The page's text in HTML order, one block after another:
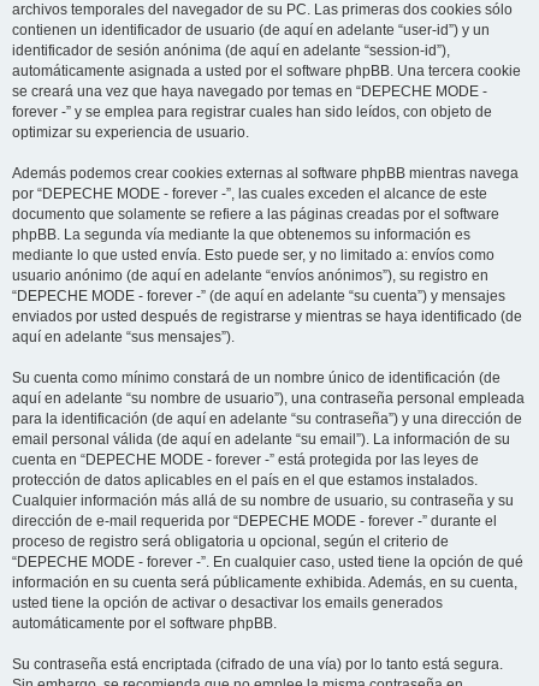
archivos temporales del navegador de su PC. Las primeras dos cookies sólo
contienen un identificador de usuario (de aquí en adelante “user-id”) y un
identificador de sesión anónima (de aquí en adelante “session-id”),
automáticamente asignada a usted por el software phpBB. Una tercera cookie
se creará una vez que haya navegado por temas en “DEPECHE MODE -
forever -” y se emplea para registrar cuales han sido leídos, con objeto de
optimizar su experiencia de usuario.
Además podemos crear cookies externas al software phpBB mientras navega
por “DEPECHE MODE - forever -”, las cuales exceden el alcance de este
documento que solamente se refiere a las páginas creadas por el software
phpBB. La segunda vía mediante la que obtenemos su información es
mediante lo que usted envía. Esto puede ser, y no limitado a: envíos como
usuario anónimo (de aquí en adelante “envíos anónimos”), su registro en
“DEPECHE MODE - forever -” (de aquí en adelante “su cuenta”) y mensajes
enviados por usted después de registrarse y mientras se haya identificado (de
aquí en adelante “sus mensajes”).
Su cuenta como mínimo constará de un nombre único de identificación (de
aquí en adelante “su nombre de usuario”), una contraseña personal empleada
para la identificación (de aquí en adelante “su contraseña”) y una dirección de
email personal válida (de aquí en adelante “su email”). La información de su
cuenta en “DEPECHE MODE - forever -” está protegida por las leyes de
protección de datos aplicables en el país en el que estamos instalados.
Cualquier información más allá de su nombre de usuario, su contraseña y su
dirección de e-mail requerida por “DEPECHE MODE - forever -” durante el
proceso de registro será obligatoria u opcional, según el criterio de
“DEPECHE MODE - forever -”. En cualquier caso, usted tiene la opción de qué
información en su cuenta será públicamente exhibida. Además, en su cuenta,
usted tiene la opción de activar o desactivar los emails generados
automáticamente por el software phpBB.
Su contraseña está encriptada (cifrado de una vía) por lo tanto está segura.